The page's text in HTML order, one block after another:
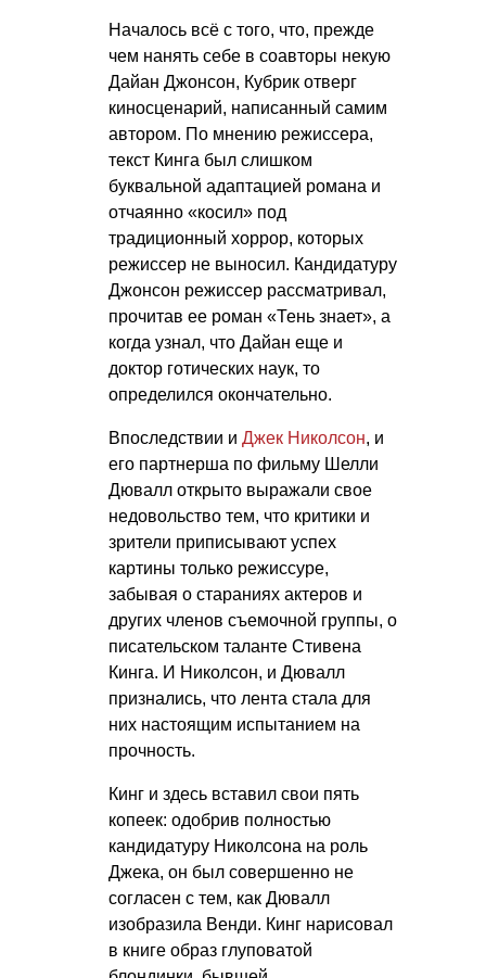
Началось всё с того, что, прежде
чем нанять себе в соавторы некую
Дайан Джонсон, Кубрик отверг
киносценарий, написанный самим
автором. По мнению режиссера,
текст Кинга был слишком
буквальной адаптацией романа и
отчаянно «косил» под
традиционный хоррор, которых
режиссер не выносил. Кандидатуру
Джонсон режиссер рассматривал,
прочитав ее роман «Тень знает», а
когда узнал, что Дайан еще и
доктор готических наук, то
определился окончательно.
Впоследствии и Джек Николсон, и
его партнерша по фильму Шелли
Дювалл открыто выражали свое
недовольство тем, что критики и
зрители приписывают успех
картины только режиссуре,
забывая о стараниях актеров и
других членов съемочной группы, о
писательском таланте Стивена
Кинга. И Николсон, и Дювалл
признались, что лента стала для
них настоящим испытанием на
прочность.
Кинг и здесь вставил свои пять
копеек: одобрив полностью
кандидатуру Николсона на роль
Джека, он был совершенно не
согласен с тем, как Дювалл
изобразила Венди. Кинг нарисовал
в книге образ глуповатой